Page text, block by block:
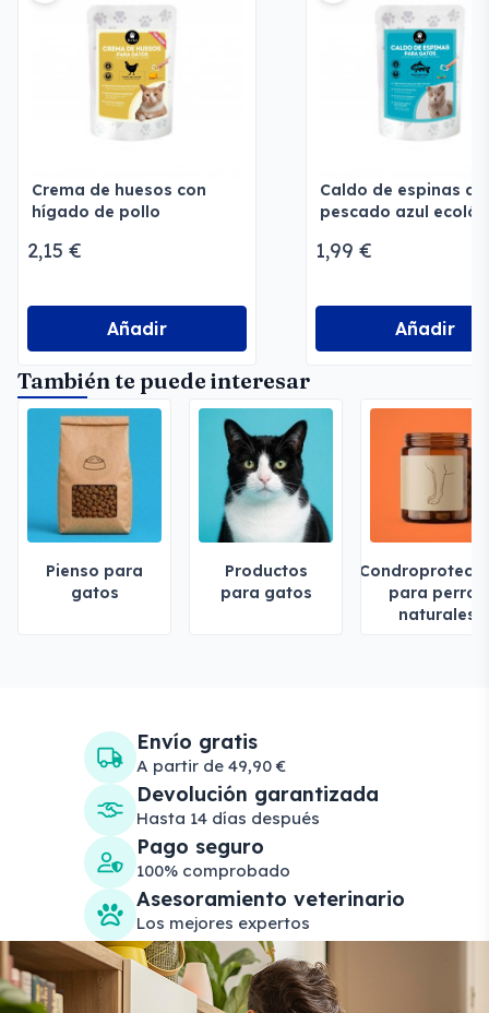
Crema de huesos con
hígado de pollo
2,15 €
Añadir
Caldo de espinas de
pescado azul
1,99 €
Añadir
También te puede interesar
Pienso para
gatos
Productos
para gatos
para perros
naturales
Envío gratis
A partir de 49,90 €
Devolución garantizada
Hasta 14 días después
Pago seguro
100% comprobado
Asesoramiento veterinario
Los mejores expertos